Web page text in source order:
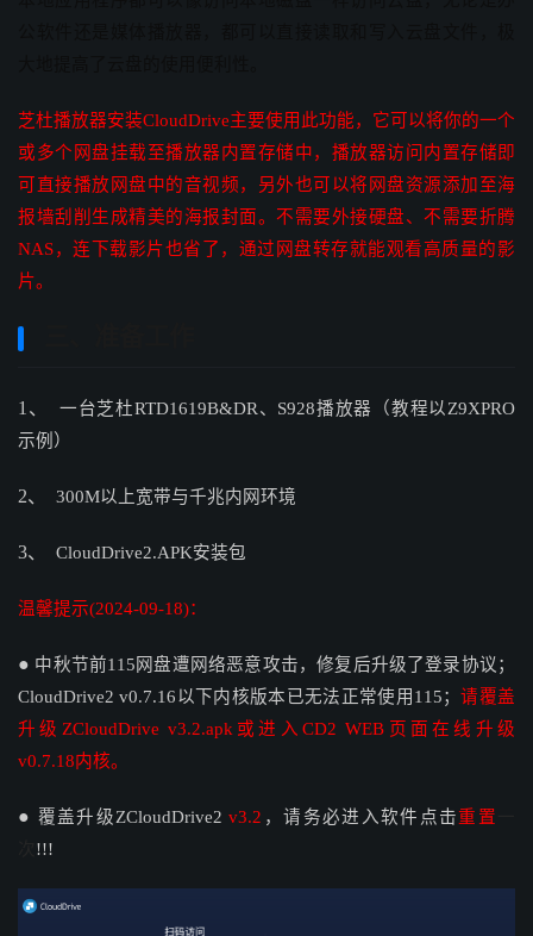
芝杜播放器安装CloudDrive主要使用此功能，它可以将你的一个
或多个网盘挂载至播放器内置存储中，播放器访问内置存储即
可直接播放网盘中的音视频，另外也可以将网盘资源添加至海
报墙刮削生成精美的海报封面。不需要外接硬盘、不需要折腾
NAS，连下载影片也省了，通过网盘转存就能观看高质量的影
片。
1、
一台芝杜RTD1619B&DR、S928播放器（教程以Z9XPRO
示例）
2、 300M以上宽带与千兆内网环境
3、 CloudDrive2.APK安装包
温馨提示(2024-09-18)：
● 中秋节前115网盘遭网络恶意攻击，修复后升级了登录协议；
CloudDrive2 v0.7.16以下内核版本已无法正常使用115； 请覆盖
升级 ZCloudDrive v3.2.apk或进入CD2 WEB页面在线升级
v0.7.18内核。
● 覆盖升级ZCloudDrive2 v3.2 ，请务必进入软件点击重置
!!!